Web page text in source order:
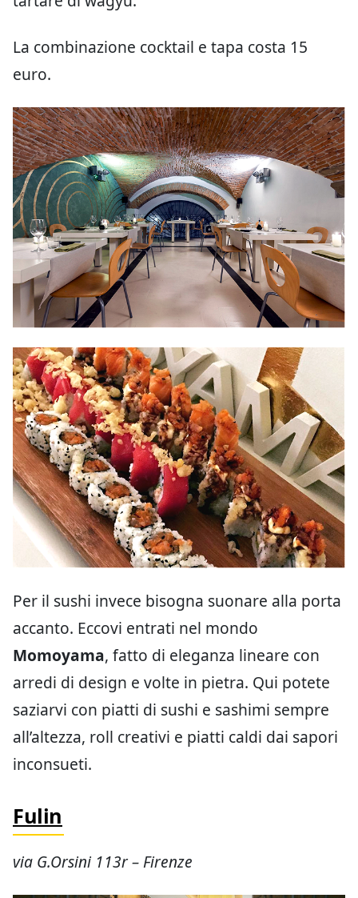
La combinazione cocktail e tapa costa 15
euro.
Per il sushi invece bisogna suonare alla porta
accanto. Eccovi entrati nel mondo
Momoyama, fatto di eleganza lineare con
arredi di design e volte in pietra. Qui potete
saziarvi con piatti di sushi e sashimi sempre
all’altezza, roll creativi e piatti caldi dai sapori
inconsueti.
Fulin
via G.Orsini 113r – Firenze